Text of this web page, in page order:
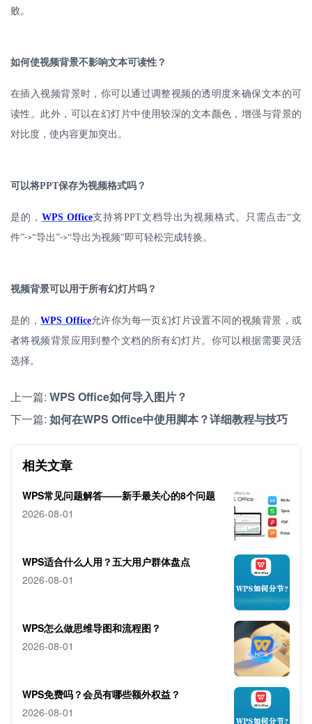
败。
如何使视频背景不影响文本可读性？
在插入视频背景时，你可以通过调整视频的透明度来确保文本的可
读性。此外，可以在幻灯片中使用较深的文本颜色，增强与背景的
对比度，使内容更加突出。
可以将PPT保存为视频格式吗？
是的， WPS Office支持将PPT文档导出为视频格式。只需点击“文
件”->“导出”->“导出为视频”即可轻松完成转换。
视频背景可以用于所有幻灯片吗？
是的，WPS Office允许你为每一页幻灯片设置不同的视频背景，或
者将视频背景应用到整个文档的所有幻灯片。你可以根据需要灵活
选择。
上一篇: WPS Office如何导入图片？
下一篇: 如何在WPS Office中使用脚本？详细教程与技巧
相关文章
WPS常见问题解答——新手最关心的8个问题
2026-08-01
WPS适合什么人用？五大用户群体盘点
2026-08-01
WPS怎么做思维导图和流程图？
2026-08-01
WPS免费吗？会员有哪些额外权益？
2026-08-01